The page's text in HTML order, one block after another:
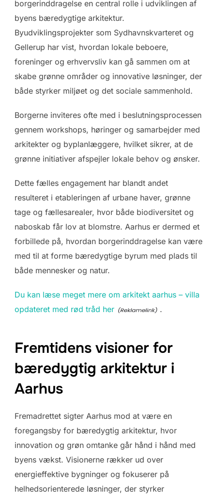
borgerinddragelse en central rolle i udviklingen af
byens bæredygtige arkitektur.
Byudviklingsprojekter som Sydhavnskvarteret og
Gellerup har vist, hvordan lokale beboere,
foreninger og erhvervsliv kan gå sammen om at
skabe grønne områder og innovative løsninger, der
både styrker miljøet og det sociale sammenhold.
Borgerne inviteres ofte med i beslutningsprocessen
gennem workshops, høringer og samarbejder med
arkitekter og byplanlæggere, hvilket sikrer, at de
grønne initiativer afspejler lokale behov og ønsker.
Dette fælles engagement har blandt andet
resulteret i etableringen af urbane haver, grønne
tage og fællesarealer, hvor både biodiversitet og
naboskab får lov at blomstre. Aarhus er dermed et
forbillede på, hvordan borgerinddragelse kan være
med til at forme bæredygtige byrum med plads til
både mennesker og natur.
Du kan læse meget mere om arkitekt aarhus – villa
opdateret med rød tråd her
.
Fremtidens visioner for
bæredygtig arkitektur i
Aarhus
Fremadrettet sigter Aarhus mod at være en
foregangsby for bæredygtig arkitektur, hvor
innovation og grøn omtanke går hånd i hånd med
byens vækst. Visionerne rækker ud over
energieffektive bygninger og fokuserer på
helhedsorienterede løsninger, der styrker